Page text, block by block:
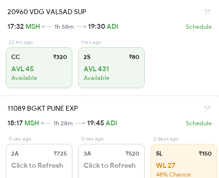
20960 VDG VALSAD SUP
17:32 MSH 1h 58m 19:30ADI Schedule
22 hrs ago
CC ₹320
AVL 45
Available
1 hrs ago
2S ₹80
AVL 431
Available
11089 BGKT PUNE EXP
18:17 MSH 1h 28m 19:45ADI Schedule
0 sec ago
2A ₹725
Click to Refresh
0 sec ago
3A ₹520
Click to Refresh
2 days ago
SL ₹150
WL 27
48% Chance